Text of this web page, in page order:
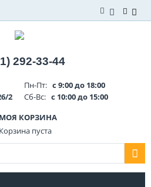
292-33-44
2
Пн-Пт: с 9:00 до 18:00
Сб-Вс: с 10:00 до 15:00
МОЯ КОРЗИНА
Корзина пуста